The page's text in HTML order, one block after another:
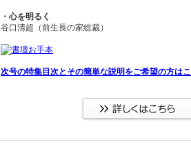
・心を明るく
谷口清超（前生長の家総裁）
次号の特集目次とその簡単な説明をご希望の方は